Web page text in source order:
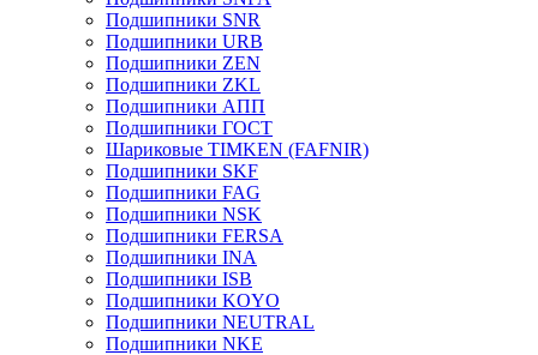
Подшипники SNR
Подшипники URB
Подшипники ZEN
Подшипники ZKL
Подшипники АПП
Подшипники ГОСТ
Шариковые ТІMKEN (FAFNIR)
Подшипники SKF
Подшипники FAG
Подшипники NSK
Подшипники FERSA
Подшипники INA
Подшипники ISB
Подшипники KOYO
Подшипники NEUTRAL
Подшипники NKE